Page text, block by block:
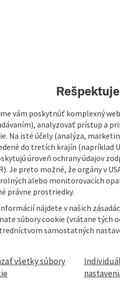
high-performance and
as creative as it is extremely
for extraordinary
vám poskytnúť komplexný
analyzovať prístup a
Na isté účely (analýza,
do tretích krajín (napríklad
úroveň ochrany údajov
Je preto možné, že orgány v
alebo monitorovacích
právne prostriedky.
nájdete v našich
súbory cookie (vrátane tých
samostatných
všetky súbory